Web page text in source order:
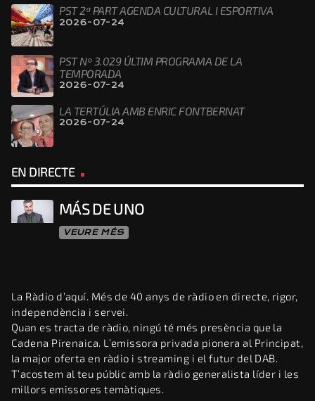
PST 2ª PART AGENDA CULTURAL I ESPORTIVA
2026-07-24
PST Nº 3.029 ÚLTIM PROGRAMA DE LA
TEMPORADA
2026-07-24
LA TERTÚLIA AMB ENRIC FONTBERNAT
2026-07-24
EN DIRECTE
MÁS DE UNO
VEURE MÉS
La Ràdio d’aquí. Més de 40 anys de ràdio en directe, rigor,
independència i servei.
Quan es tracta de ràdio, ningú té més presència que la
Cadena Pirenaica. L’emissora privada pionera al Principat,
la major oferta en ràdio i streaming i el futur del DAB.
T’acostem al teu públic amb la ràdio generalista líder i les
millors emissores temàtiques.